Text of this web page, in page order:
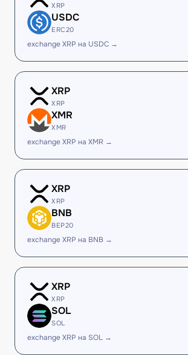
XRP
USDC
ERC20
exchange XRP на USDC →
XRP
XRP
XMR
XMR
exchange XRP на XMR →
XRP
XRP
BNB
BEP20
exchange XRP на BNB →
XRP
XRP
SOL
SOL
exchange XRP на SOL →